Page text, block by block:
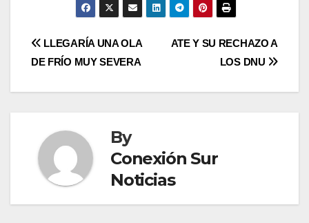
Post
ATE Y SU RECHAZO A
LOS DNU
LLEGARÍA UNA OLA
DE FRÍO MUY SEVERA
By
Conexión Sur
Noticias